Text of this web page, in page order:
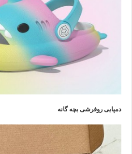
دمپایی روفرشی بچه گانه